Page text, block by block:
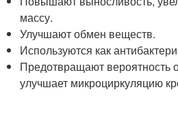
массу.
Улучшают обмен веществ.
Используются как
Предотвращают вероятность
улучшает микроциркуляцию